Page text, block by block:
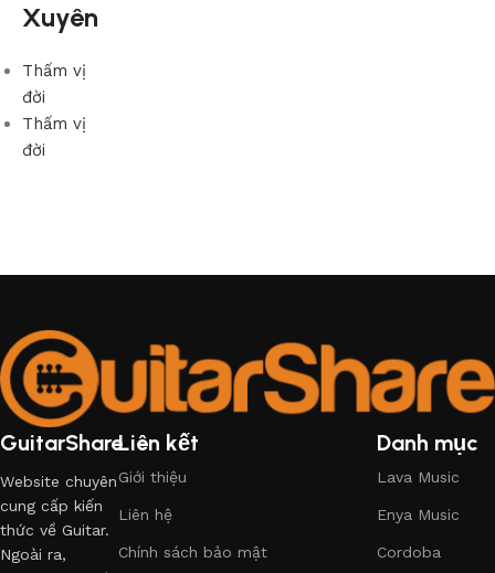
Xuyên
Thấm vị
đời
Thấm vị
đời
GuitarShare
Website chuyên
cung cấp kiến
thức về Guitar.
Ngoài ra,
Liên kết
Giới thiệu
Liên hệ
Chính sách bảo mật
Danh mục
Lava Music
Enya Music
Cordoba